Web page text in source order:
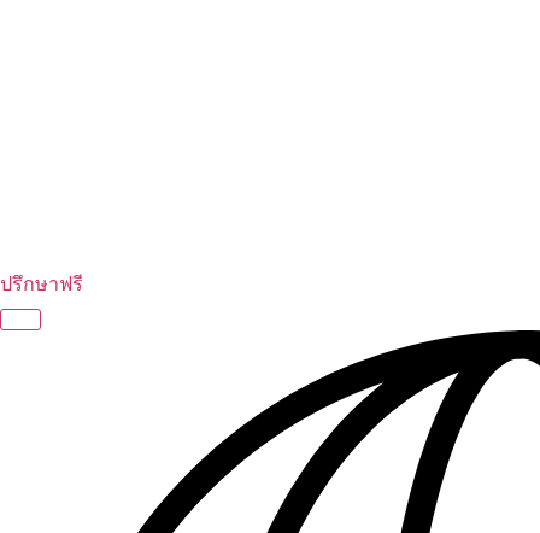
ปรึกษาฟรี